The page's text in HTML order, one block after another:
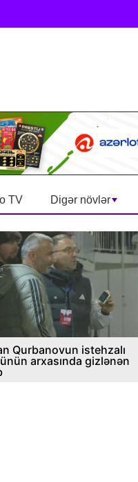
TV Digər növlər
Qurbanovun istehzalı
arxasında gizlənən